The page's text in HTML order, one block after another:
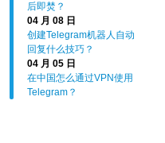
后即焚？
04 月 08 日
创建Telegram机器人自动
回复什么技巧？
04 月 05 日
在中国怎么通过VPN使用
Telegram？